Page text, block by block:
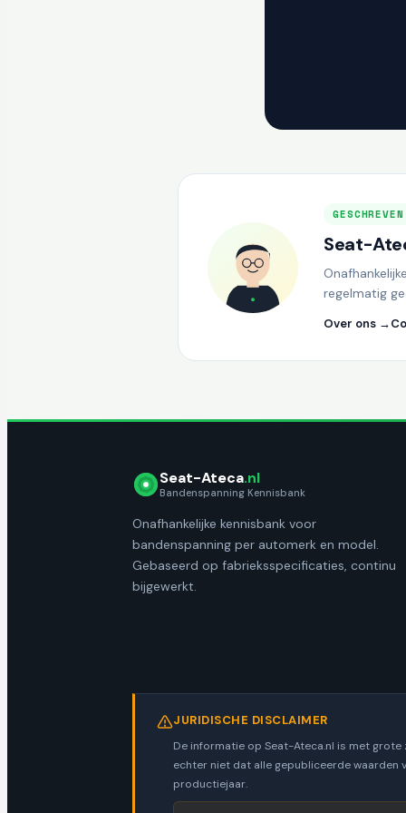
Seat-
regelmatig
Over ons →
Seat-Ateca.nl
Bandenspanning Kennisbank
Onafhankelijke kennisbank voor
bandenspanning per automerk en model.
Gebaseerd op fabrieksspecificaties, continu
bijgewerkt.
JURIDISCHE DISCLAIMER
De informatie op Seat-Ateca.nl is met
echter niet dat alle gepubliceerde waarden
productiejaar.